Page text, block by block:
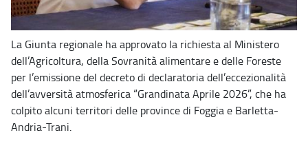
La Giunta regionale ha approvato la richiesta al Ministero
dell’Agricoltura, della Sovranità alimentare e delle Foreste
per l’emissione del decreto di declaratoria dell’eccezionalità
dell’avversità atmosferica “Grandinata Aprile 2026”, che ha
colpito alcuni territori delle province di Foggia e Barletta-
Andria-Trani.